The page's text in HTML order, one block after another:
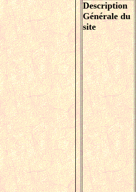
Description
Générale du
site